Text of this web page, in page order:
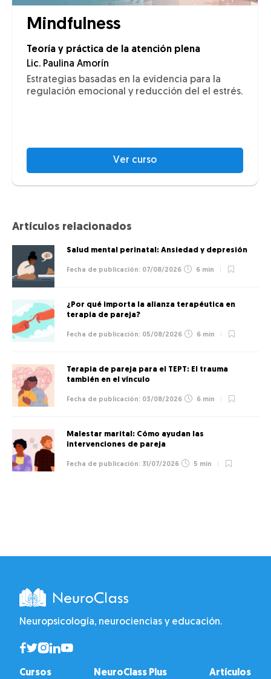
Mindfulness
Teoría y práctica de la atención plena
Lic. Paulina Amorín
Estrategias basadas en la evidencia para la
regulación emocional y reducción del el estrés.
Ver curso
Artículos relacionados
Salud mental perinatal: Ansiedad y depresión
07/08/2026 6 min
¿Por qué importa la alianza terapéutica en
terapia de pareja?
05/08/2026 6 min
Terapia de pareja para el TEPT: El trauma
también en el vínculo
03/08/2026 6 min
Malestar marital: Cómo ayudan las
intervenciones de pareja
31/07/2026 5 min
Neuropsicología, neurociencias y educación.
Cursos NeuroClass Plus Artículos